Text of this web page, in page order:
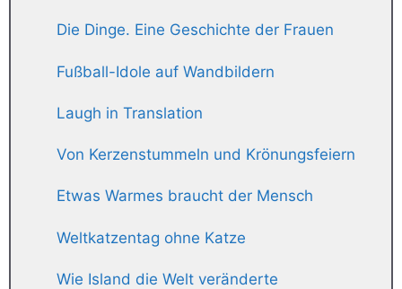
Die Dinge. Eine Geschichte der Frauen
Fußball-Idole auf Wandbildern
Laugh in Translation
Von Kerzenstummeln und Krönungsfeiern
Etwas Warmes braucht der Mensch
Weltkatzentag ohne Katze
Wie Island die Welt veränderte